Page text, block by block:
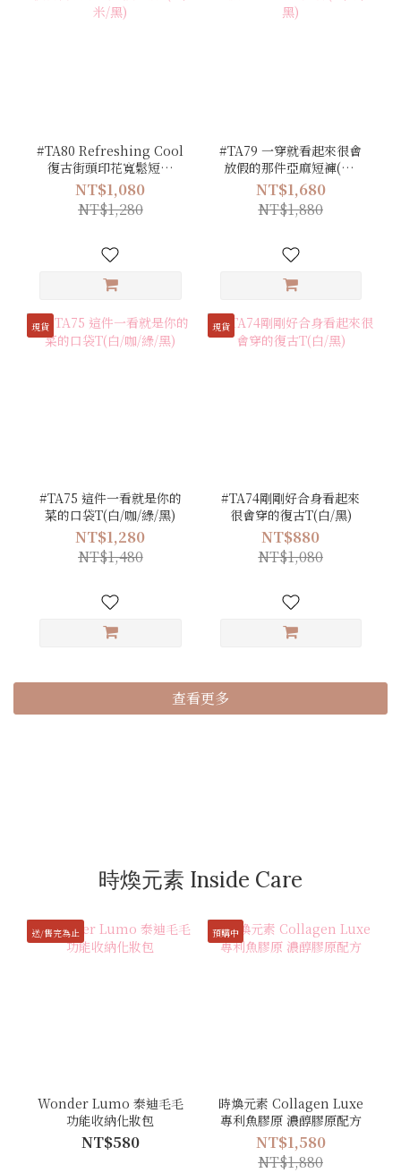
#TA80 Refreshing Cool
復古街頭印花寬鬆短袖
T(白/米/黑)
NT$1,080
NT$1,280
#TA79 一穿就看起來很會
放假的那件亞麻短褲(白/
米/黑)
NT$1,680
NT$1,880
現貨
#TA75 這件一看就是你的
菜的口袋T(白/咖/綠/黑)
NT$1,280
NT$1,480
現貨
#TA74剛剛好合身看起來
很會穿的復古T(白/黑)
NT$880
NT$1,080
查看更多
時煥元素 Inside Care
送/售完為止
Wonder Lumo 泰迪毛毛
功能收納化妝包
NT$580
預購中
時煥元素 Collagen Luxe
專利魚膠原 濃醇膠原配方
NT$1,580
NT$1,880